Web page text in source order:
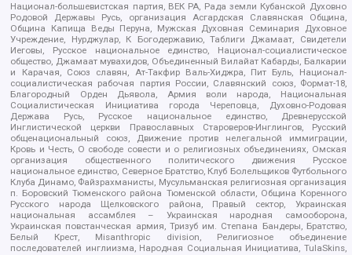
Национал-большевистская партия, ВЕК РА, Рада земли Кубанской Духовно
Родовой Державы Русь, организация Асгардская Славянская Община,
Община Капища Веды Перуна, Мужская Духовная Семинария Духовное
Учреждение, Нурджулар, К Богодержавию, Таблиги Джамаат, Свидетели
Иеговы, Русское национальное единство, Национал-социалистическое
общество, Джамаат мувахидов, Объединенный Вилайат Кабарды, Балкарии
и Карачая, Союз славян, Ат-Такфир Валь-Хиджра, Пит Буль, Национал-
социалистическая рабочая партия России, Славянский союз, Формат-18,
Благородный Орден Дьявола, Армия воли народа, Национальная
Социалистическая Инициатива города Череповца, Духовно-Родовая
Держава Русь, Русское национальное единство, Древнерусской
Инглистической церкви Православных Староверов-Инглингов, Русский
общенациональный союз, Движение против нелегальной иммиграции,
Кровь и Честь, О свободе совести и о религиозных объединениях, Омская
организация общественного политического движения Русское
национальное единство, Северное Братство, Клуб Болельщиков Футбольного
Клуба Динамо, Файзрахманисты, Мусульманская религиозная организация
п. Боровский Тюменского района Тюменской области, Община Коренного
Русского народа Щелковского района, Правый сектор, Украинская
национальная ассамблея – Украинская народная самооборона,
Украинская повстанческая армия, Тризуб им. Степана Бандеры, Братство,
Белый Крест, Misanthropic division, Религиозное объединение
последователей инглиизма, Народная Социальная Инициатива, TulaSkins,